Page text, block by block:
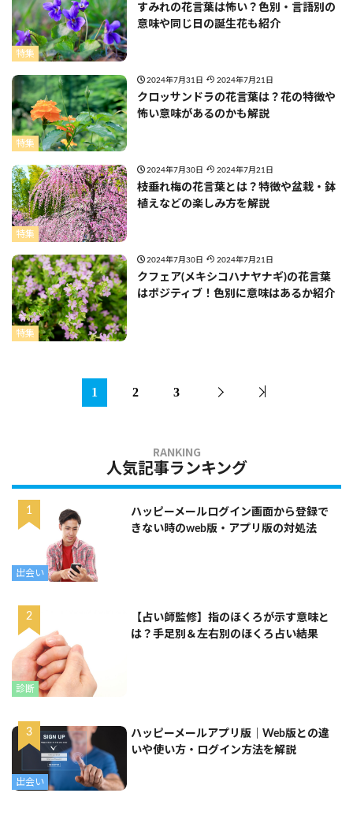
特集
すみれの花言葉は怖い？色別・言語別の
意味や同じ日の誕生花も紹介
特集
2024年7月31日 2024年7月21日
クロッサンドラの花言葉は？花の特徴や
怖い意味があるのかも解説
特集
2024年7月30日 2024年7月21日
枝垂れ梅の花言葉とは？特徴や盆栽・鉢
植えなどの楽しみ方を解説
特集
2024年7月30日 2024年7月21日
クフェア(メキシコハナヤナギ)の花言葉
はポジティブ！色別に意味はあるか紹介
1 2 3
人気記事ランキング
出会い
ハッピーメールログイン画面から登録で
きない時のweb版・アプリ版の対処法
診断
【占い師監修】指のほくろが示す意味と
は？手足別＆左右別のほくろ占い結果
出会い
ハッピーメールアプリ版｜Web版との違
いや使い方・ログイン方法を解説